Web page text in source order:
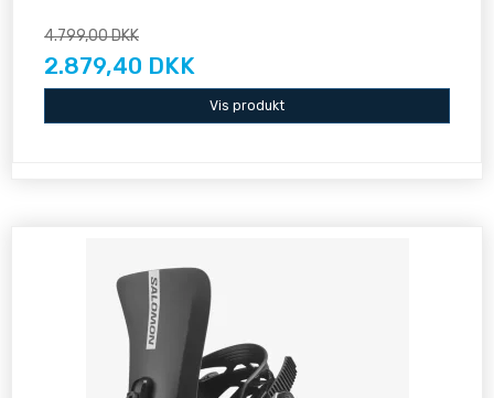
4.799,00 DKK
2.879,40 DKK
Vis produkt